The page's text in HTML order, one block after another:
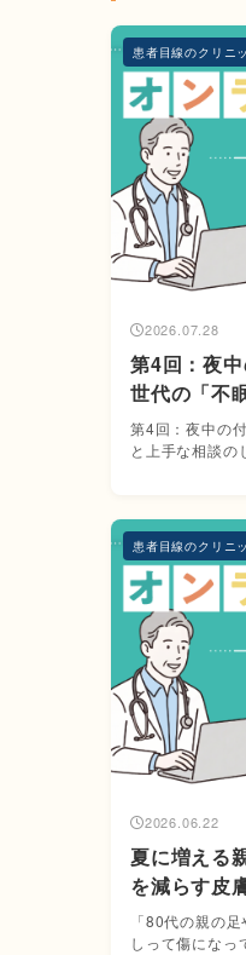
患者目線のクリニ
2026.07.28
第4回：夜
世代の「不
第4回：夜中の
と上手な相談の
患者目線のクリニ
2026.06.22
夏に増える
を減らす皮
「80代の親の
しって傷になっ